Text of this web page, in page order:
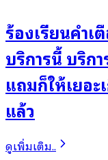
ร้องเรียนคำ
บริการนี้ บริก
แถมก็ให้เยอะ
แล้ว
ดูเพิ่มเติม..